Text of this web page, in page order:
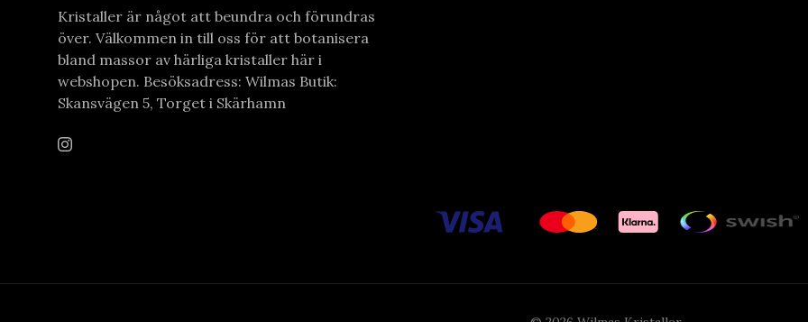
Kristaller är något att beundra och förundras
över. Välkommen in till oss för att botanisera
bland massor av härliga kristaller här i
webshopen. Besöksadress: Wilmas Butik:
Skansvägen 5, Torget i Skärhamn